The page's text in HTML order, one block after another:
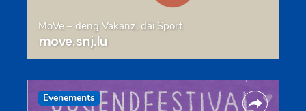
MoVe – deng Vakanz, däi Sport
move.snj.lu
Evenements